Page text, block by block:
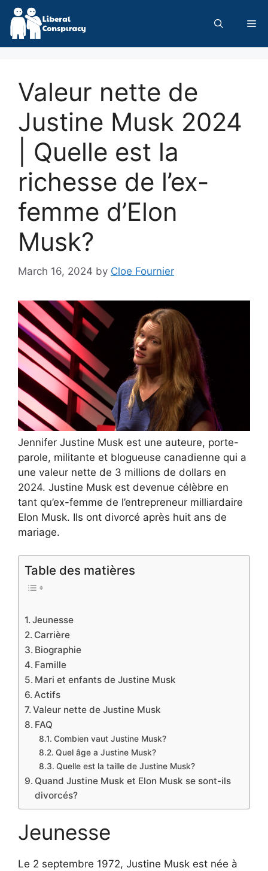
Skip
content
Valeur nette de
Justine Musk 2024
| Quelle est la
richesse de l’ex-
femme d’Elon
Musk?
March 16, 2024 by Cloe Fournier
Jennifer Justine Musk est une auteure, porte-
parole, militante et blogueuse canadienne qui a
une valeur nette de 3 millions de dollars en
2024. Justine Musk est devenue célèbre en
tant qu’ex-femme de l’entrepreneur milliardaire
Elon Musk. Ils ont divorcé après huit ans de
mariage.
Table des matières
Jeunesse
Carrière
Biographie
Famille
Mari et enfants de Justine Musk
Actifs
Valeur nette de Justine Musk
FAQ
Combien vaut Justine Musk?
Quel âge a Justine Musk?
Quelle est la taille de Justine Musk?
Quand Justine Musk et Elon Musk se sont-ils
divorcés?
Jeunesse
Le 2 septembre 1972, Justine Musk est née à